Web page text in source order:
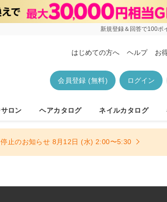
新規登録＆回答で100ポ
はじめての方へ ヘルプ お
ログイン
会員登録 (無料)
ロン ヘアカタログ ネイルカタログ
止のお知らせ 8月12日 (水) 2:00〜5:30